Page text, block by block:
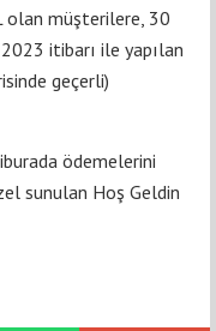
olan müşterilere, 30
itibarı ile yapılan
geçerli)
ödemelerini
sunulan Hoş Geldin